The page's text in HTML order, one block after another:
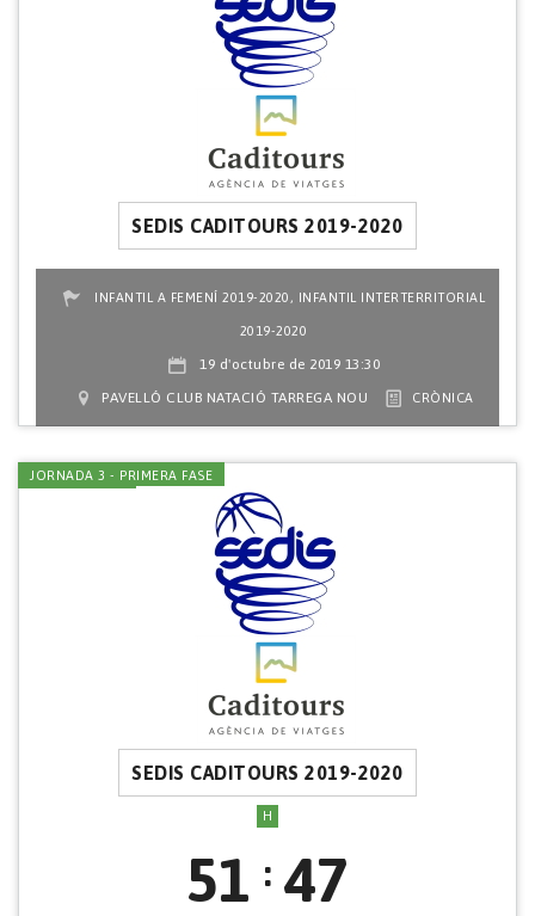
SEDIS CADITOURS 2019-2020
INFANTIL A FEMENÍ 2019-2020 , INFANTIL INTERTERRITORIAL
2019-2020
19 d'octubre de 2019 13:30
PAVELLÓ CLUB NATACIÓ TARREGA NOU
CRÒNICA
JORNADA 3 - PRIMERA FASE
SEDIS CADITOURS 2019-2020
H
51 : 47